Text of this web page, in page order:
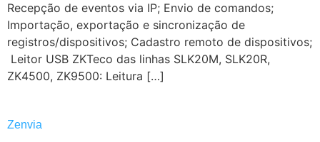
Recepção de eventos via IP; Envio de comandos;
Importação, exportação e sincronização de
registros/dispositivos; Cadastro remoto de dispositivos;
​ Leitor USB ZKTeco das linhas SLK20M, SLK20R,
ZK4500, ZK9500: Leitura […]
Zenvia